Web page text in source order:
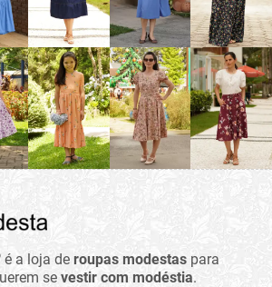
é a loja de roupas modestas para
se vestir com modéstia.